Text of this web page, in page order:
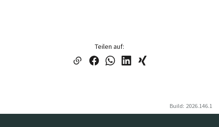
Teilen auf:
Build: 2026.146.1